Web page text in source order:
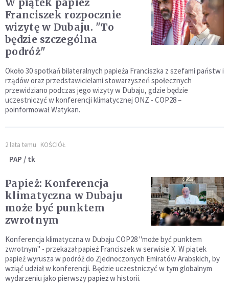
W piątek papież
Franciszek rozpocznie
wizytę w Dubaju. "To
będzie szczególna
podróż"
Około 30 spotkań bilateralnych papieża Franciszka z szefami państw i
rządów oraz przedstawicielami stowarzyszeń społecznych
przewidziano podczas jego wizyty w Dubaju, gdzie będzie
uczestniczyć w konferencji klimatycznej ONZ - COP28 –
poinformował Watykan.
2 lata temu KOŚCIÓŁ
PAP / tk
Papież: Konferencja
klimatyczna w Dubaju
może być punktem
zwrotnym
Konferencja klimatyczna w Dubaju COP28 "może być punktem
zwrotnym" - przekazał papież Franciszek w serwisie X. W piątek
papież wyrusza w podróż do Zjednoczonych Emiratów Arabskich, by
wziąć udział w konferencji. Będzie uczestniczyć w tym globalnym
wydarzeniu jako pierwszy papież w historii.